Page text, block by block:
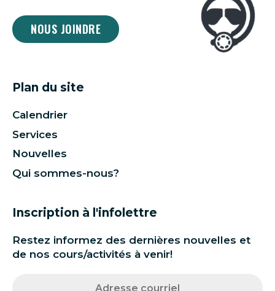
NOUS JOINDRE
Plan du site
Calendrier
Services
Nouvelles
Qui sommes-nous?
Inscription à l'infolettre
Restez informez des dernières nouvelles et
de nos cours/activités à venir!